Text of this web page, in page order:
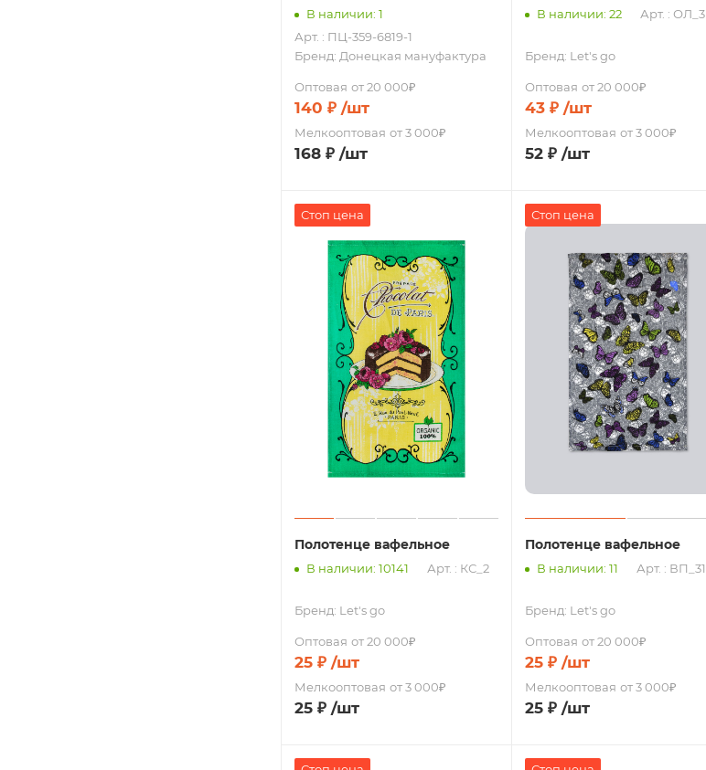
В наличии: 1
Арт. : ПЦ-359-6819-1
Бренд: Донецкая мануфактура
Оптовая от 20 000₽
140 ₽ /шт
Мелкооптовая от 3 000₽
168 ₽ /шт
В наличии: 22 Арт. : ОЛ_3
Бренд: Let's go
Оптовая от 20 000₽
43₽ /шт
Мелкооптовая от 3 000₽
52₽ /шт
Стоп цена
Полотенце вафельное
В наличии: 10141 Арт. : КС_2
Бренд: Let's go
Оптовая от 20 000₽
25 ₽ /шт
Мелкооптовая от 3 000₽
25 ₽ /шт
Стоп цена
Полотенце вафельное
В наличии: 11 Арт. : ВП_31
Бренд: Let's go
Оптовая от 20 000₽
25₽ /шт
Мелкооптовая от 3 000₽
25₽ /шт